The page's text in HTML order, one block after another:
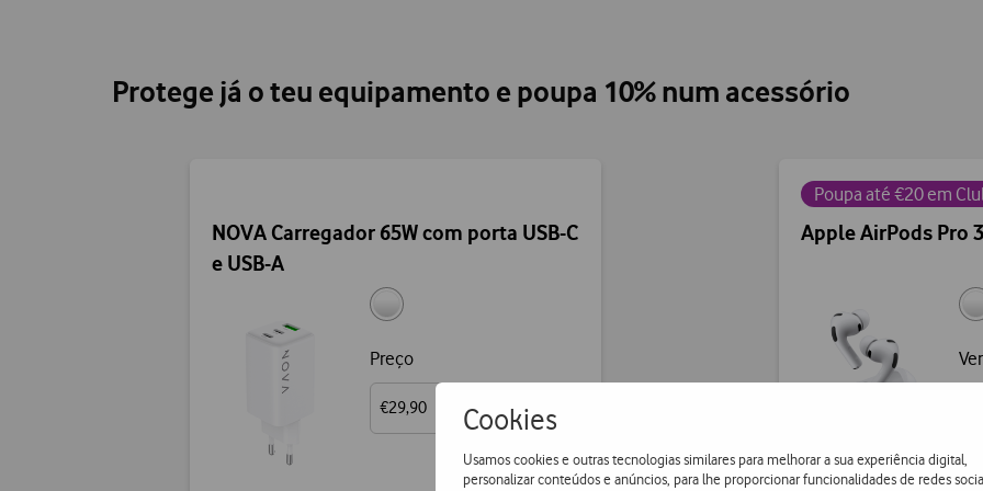
Cookies
Usamos cookies e outras tecnologias similares para melhorar a sua experiência digital,
personalizar conteúdos e anúncios, para lhe proporcionar funcionalidades de redes
Protege já o teu equipamento e poupa 10% num acessório
NOVA Carregador 65W com porta USB-C
e USB-A
Preço
€29,90
Poupa até €20 em
Apple AirPods Pro 3